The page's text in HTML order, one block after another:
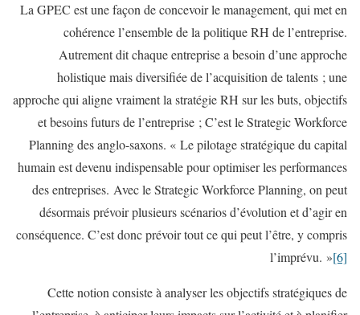
La GPEC est une façon de concevoir le management, qui met en
cohérence l’ensemble de la politique RH de l’entreprise.
Autrement dit chaque entreprise a besoin d’une approche
holistique mais diversifiée de l’acquisition de talents ; une
approche qui aligne vraiment la stratégie RH sur les buts, objectifs
et besoins futurs de l’entreprise ; C’est le Strategic Workforce
Planning des anglo-saxons. « Le pilotage stratégique du capital
humain est devenu indispensable pour optimiser les performances
des entreprises. Avec le Strategic Workforce Planning, on peut
désormais prévoir plusieurs scénarios d’évolution et d’agir en
conséquence. C’est donc prévoir tout ce qui peut l’être, y compris
l’imprévu. »[6]
Cette notion consiste à analyser les objectifs stratégiques de